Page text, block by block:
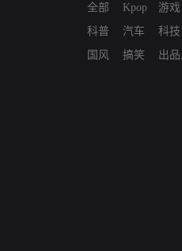
全部
科普
国风
Kpop
汽车
搞笑
游戏
科技
出品